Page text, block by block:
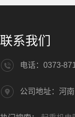
联系我们
电话：0373-
公司地址：河